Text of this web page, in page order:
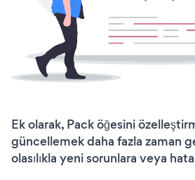
Ek olarak, Pack öğesini
güncellemek daha fazla zaman
olasılıkla yeni sorunlara veya